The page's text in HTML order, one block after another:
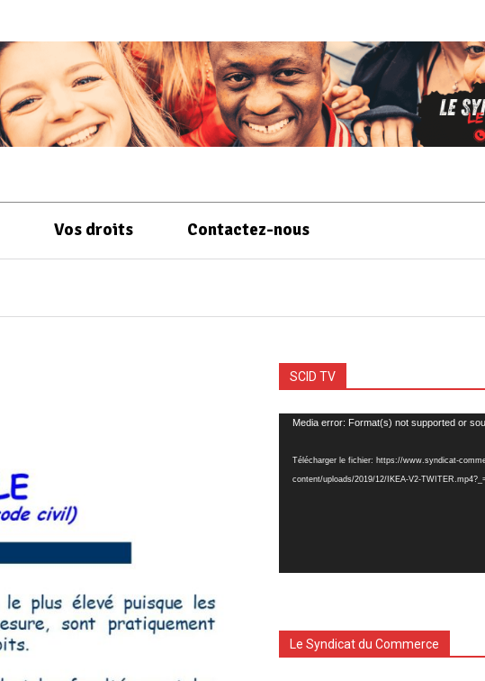
Vos droits Contactez-nous
SCID TV
Lecteur
Media error: Format(s) not supported or
Télécharger le fichier: https://www.syndicat-
content/uploads/2019/12/IKEA-V2-
Le Syndicat du Commerce